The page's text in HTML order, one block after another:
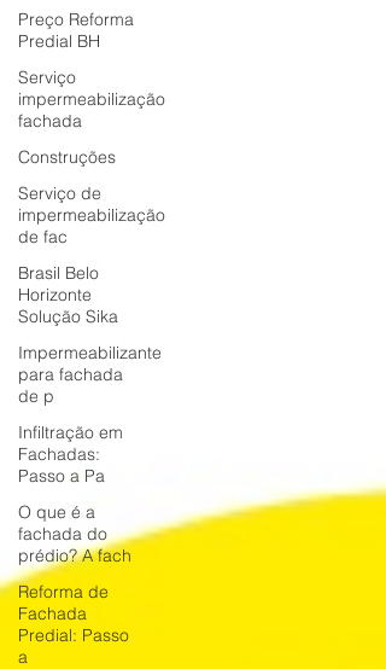
Preço Reforma
Predial BH
Serviço
impermeabilização
fachada
Construções
Serviço de
impermeabilização
de fac
Brasil Belo
Horizonte
Solução Sika
Impermeabilizante
para fachada
de p
Infiltração em
Fachadas:
Passo a Pa
O que é a
fachada do
prédio? A fach
Reforma de
Fachada
Predial: Passo
a